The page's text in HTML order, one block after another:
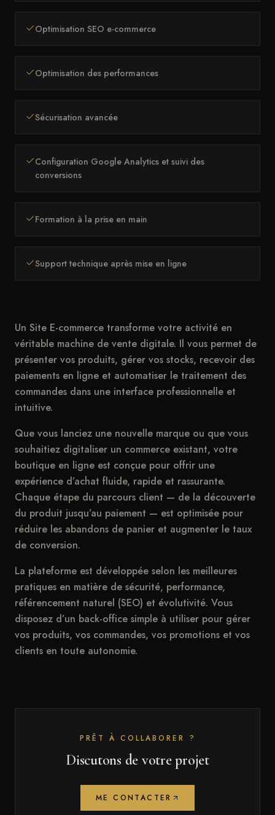
Optimisation SEO e-commerce
Optimisation des performances
Sécurisation avancée
Configuration Google Analytics et suivi des
conversions
Formation à la prise en main
Support technique après mise en ligne
Un Site E-commerce transforme votre activité en
véritable machine de vente digitale. Il vous permet de
présenter vos produits, gérer vos stocks, recevoir des
paiements en ligne et automatiser le traitement des
commandes dans une interface professionnelle et
intuitive.
Que vous lanciez une nouvelle marque ou que vous
souhaitiez digitaliser un commerce existant, votre
boutique en ligne est conçue pour offrir une
expérience d’achat fluide, rapide et rassurante.
Chaque étape du parcours client — de la découverte
du produit jusqu’au paiement — est optimisée pour
réduire les abandons de panier et augmenter le taux
de conversion.
La plateforme est développée selon les meilleures
pratiques en matière de sécurité, performance,
référencement naturel (SEO) et évolutivité. Vous
disposez d’un back-office simple à utiliser pour gérer
vos produits, vos commandes, vos promotions et vos
clients en toute autonomie.
PRÊT À COLLABORER ?
Discutons de votre projet
ME CONTACTER